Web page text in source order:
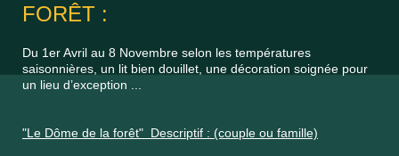
FORÊT :
Du 1er Avril au 8 Novembre selon les températures
saisonnières, un lit bien douillet, une décoration soignée pour
un lieu d’exception ...
"Le Dôme de la forêt" Descriptif : (couple ou famille)